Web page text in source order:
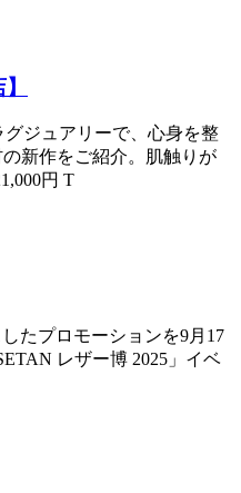
ジュアリーで、心身を整
新作をご紹介。肌触りが
円 T
たプロモーションを9月17
レザー博 2025」イベ